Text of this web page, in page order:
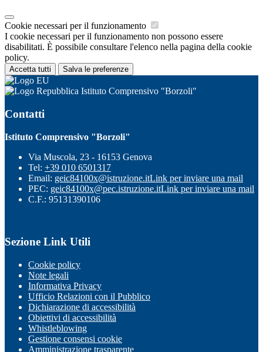
Cookie necessari per il funzionamento
I cookie necessari per il funzionamento non possono essere
disabilitati. È possibile consultare l'elenco nella pagina della cookie
policy.
Accetta tutti Salva le preferenze
Istituto Comprensivo "Borzoli"
Contatti
Istituto Comprensivo "Borzoli"
Via Muscola, 23 - 16153 Genova
Tel: +39 010 6501317
Email: geic84100x@istruzione.itLink per inviare una mail
PEC: geic84100x@pec.istruzione.itLink per inviare una mail
C.F.: 95131390106
Sezione Link Utili
Cookie policy
Note legali
Informativa Privacy
Ufficio Relazioni con il Pubblico
Dichiarazione di accessibilità
Obiettivi di accessibilità
Whistleblowing
Gestione consensi cookie
Amministrazione trasparente